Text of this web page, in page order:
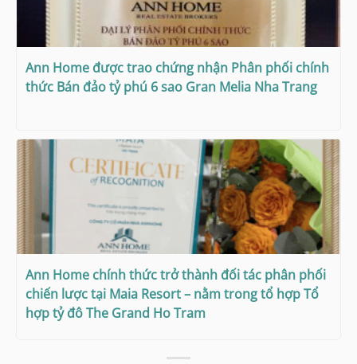
Ann Home được trao chứng nhận Phân phối chính
thức Bán đảo tỷ phú 6 sao Gran Melia Nha Trang
Ann Home chính thức trở thành đối tác phân phối
chiến lược tại Maia Resort – nằm trong tổ hợp Tổ
hợp tỷ đô The Grand Ho Tram